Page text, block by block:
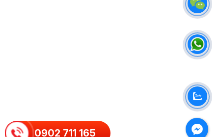
0902 711 165